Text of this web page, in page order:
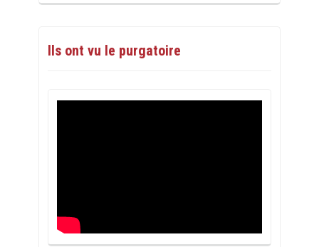
Ils ont vu le purgatoire